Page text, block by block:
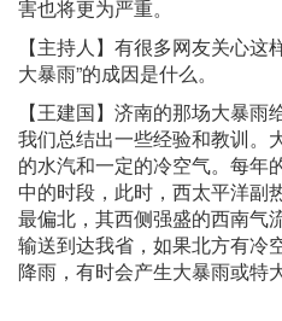
害也将更为严重。
【主持人】有很多网友关心这
大暴雨”的成因是什么。
【王建国】济南的那场大暴
我们总结出一些经验和教训。
的水汽和一定的冷空气。每年
中的时段，此时，西太平洋副
最偏北，其西侧强盛的西南气
输送到达我省，如果北方有冷
降雨，有时会产生大暴雨或特